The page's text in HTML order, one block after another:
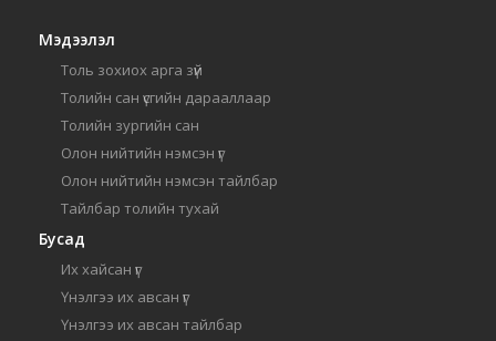
Мэдээлэл
Толь зохиох арга зүй
Толийн сан үсгийн дарааллаар
Толийн зургийн сан
Олон нийтийн нэмсэн үг
Олон нийтийн нэмсэн тайлбар
Тайлбар толийн тухай
Бусад
Их хайсан үг
Үнэлгээ их авсан үг
Үнэлгээ их авсан тайлбар